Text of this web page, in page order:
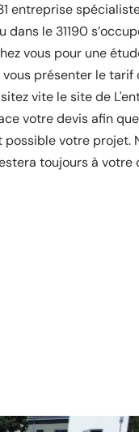
entreprise
le 31190
vous pour une
présenter le
vite le site de
votre devis afin
votre projet.
toujours à votre